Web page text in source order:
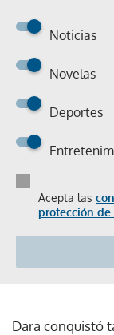
Noticias
Novelas
Deportes
Acepta las
protección de
Dara conquistó